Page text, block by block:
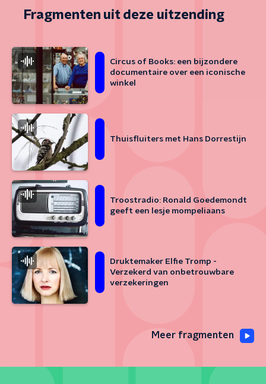
Fragmenten uit deze uitzending
Circus of Books: een bijzondere
documentaire over een iconische
winkel
Thuisfluiters met Hans Dorrestijn
Troostradio: Ronald Goedemondt
geeft een lesje mompeliaans
Druktemaker Elfie Tromp -
Verzekerd van onbetrouwbare
verzekeringen
Meer fragmenten